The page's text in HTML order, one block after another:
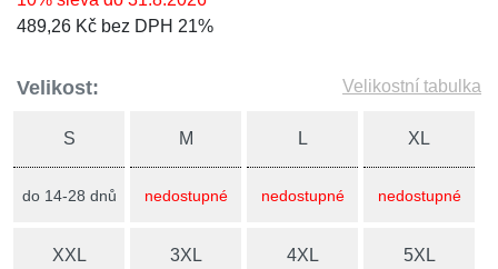
489,26 Kč bez DPH 21%
Velikost: Velikostní tabulka
S
do 14-28 dnů
M
nedostupné
L
nedostupné
XL
nedostupné
XXL 3XL 4XL 5XL